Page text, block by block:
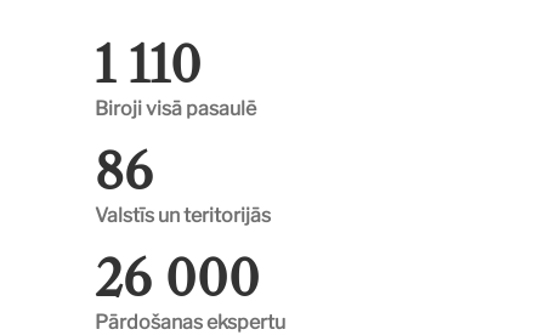
1 110
Biroji visā pasaulē
86
Valstīs un teritorijās
26 000
Pārdošanas ekspertu